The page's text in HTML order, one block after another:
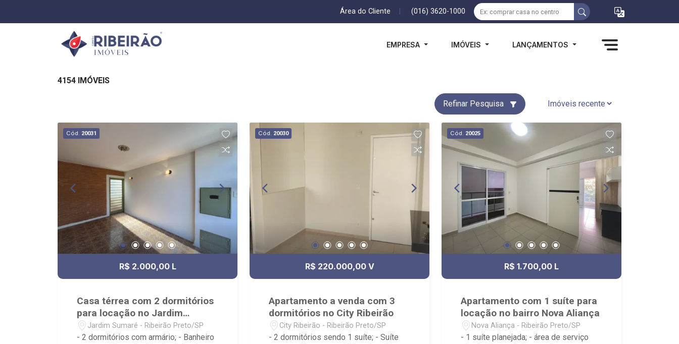
Área do Cliente (016) 3620-1000
EMPRESA IMÓVEIS LANÇAMENTOS
4154 IMÓVEIS
Refinar Pesquisa
Cód. 20031
R$ 2.000,00 L
Casa térrea com 2 dormitórios
para locação no Jardim
Sumaré
Jardim Sumaré - Ribeirão Preto/SP
- 2 dormitórios com armário; - Banheiro
Cód. 20030
R$ 220.000,00 V
Apartamento a venda com 3
dormitórios no City Ribeirão
City Ribeirão - Ribeirão Preto/SP
- 2 dormitórios sendo 1 suíte; - Suíte
Cód. 20025
R$ 1.700,00 L
Apartamento com 1 suíte para
locação no bairro Nova Aliança
Nova Aliança - Ribeirão Preto/SP
- 1 suíte planejada; - área de serviço